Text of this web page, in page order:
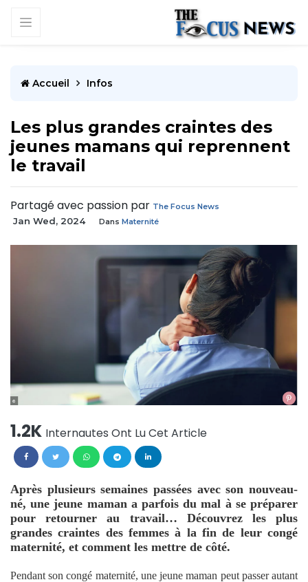
Accueil Infos
Les plus grandes craintes des
jeunes mamans qui reprennent
le travail
Partagé avec passion par The Focus News
Jan Wed, 2024 Dans Maternité
1.2K Internautes Ont Lu Cet Article
Après plusieurs semaines passées avec son nouveau-
né, une jeune maman a parfois du mal à se préparer
pour retourner au travail… Découvrez les plus
grandes craintes des femmes à la fin de leur congé
maternité, et comment les mettre de côté.
Pendant son congé maternité, une jeune maman peut passer autant